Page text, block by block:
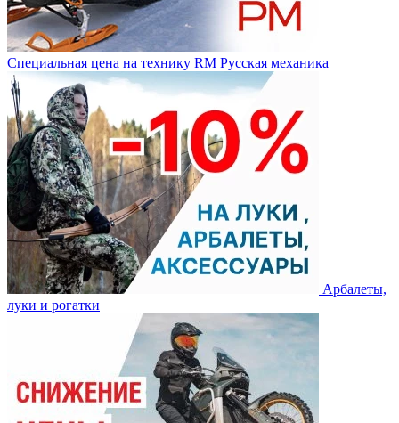
Специальная цена на технику RM Русская механика
Арбалеты,
луки и рогатки